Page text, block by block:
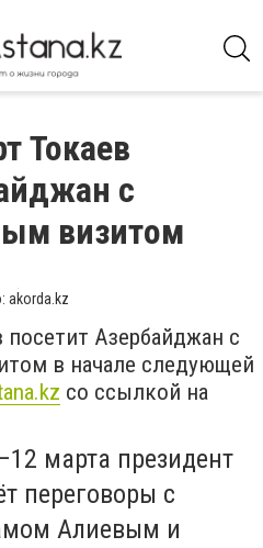
Токаев
с
визитом
akorda.kz
Азербайджан с
в начале следующей
со ссылкой на
марта президент
переговоры с
Алиевым и